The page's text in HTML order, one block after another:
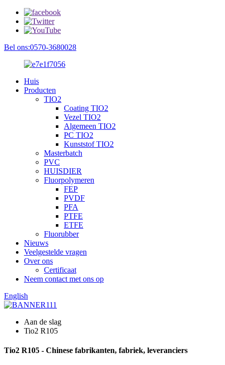
Bel ons:0570-3680028
Huis
Producten
TIO2
Coating TIO2
Vezel TIO2
Algemeen TIO2
PC TIO2
Kunststof TIO2
Masterbatch
PVC
HUISDIER
Fluorpolymeren
FEP
PVDF
PFA
PTFE
ETFE
Fluorubber
Nieuws
Veelgestelde vragen
Over ons
Certificaat
Neem contact met ons op
English
Aan de slag
Tio2 R105
Tio2 R105 - Chinese fabrikanten, fabriek, leveranciers